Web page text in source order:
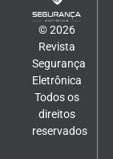
© 2026
Revista
Segurança
Eletrônica
Todos os
direitos
reservados